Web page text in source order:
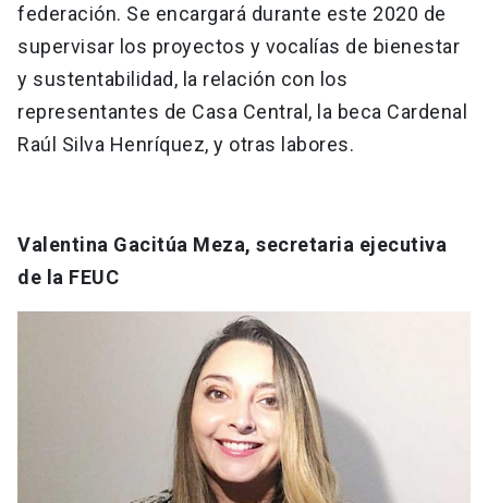
federación. Se encargará durante este 2020 de
supervisar los proyectos y vocalías de bienestar
y sustentabilidad, la relación con los
representantes de Casa Central, la beca Cardenal
Raúl Silva Henríquez, y otras labores.
Valentina Gacitúa Meza, secretaria ejecutiva
de la FEUC